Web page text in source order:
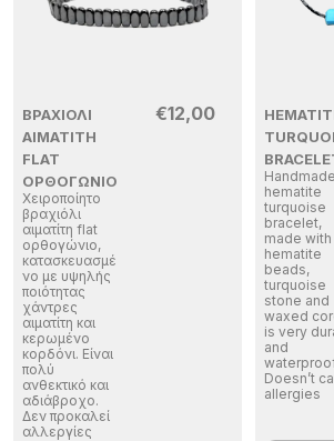
ΒΡΑΧΙΌΛΙ
ΑΙΜΑΤΊΤΗ
FLAT
ΟΡΘΟΓΏΝΙΟ
Χειροποίητο
βραχιόλι
αιματίτη flat
ορθογώνιο,
κατασκευασμέ
νο με υψηλής
ποιότητας
χάντρες
αιματίτη και
κερωμένο
κορδόνι. Είναι
πολύ
ανθεκτικό και
αδιάβροχο.
Δεν προκαλεί
αλλεργίες
€12,00
Handmade
hematite
turquoise
bracelet,
made with
hematite
beads,
turquoise
stone and
waxed
is very
and
Doesn’t
allergies